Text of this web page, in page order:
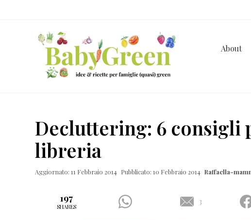
ricette
per
famiglie
(quasi)
About
Decluttering: 6 consigli
libreria
Aggiornato: 11 Febbraio 2014 Pubblicato: 10 Febbraio 2014 Raffaella-
197
SHARES
3